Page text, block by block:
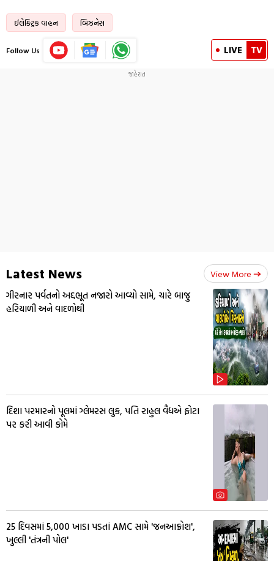
ઈલેક્ટ્રિક વાહન બિઝનેસ
Follow Us LIVE TV
Latest News View More
ગીરનાર પર્વતનો અદ્દભૂત નજારો આવ્યો સામે, ચારે બાજુ
હરિયાળી અને વાદળોથી
દિશા પરમારનો પૂલમાં ગ્લેમરસ લુક, પતિ રાહુલ વૈદ્યએ ફોટા
પર કરી આવી કોમે
25 દિવસમાં 5,000 ખાડા પડતાં AMC સામે 'જનઆક્રોશ',
ખુલ્લી 'તંત્રની પોલ'